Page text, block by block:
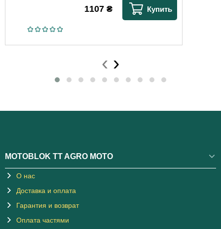
1107 ₴ Купить
‹ ›
MOTOBLOK TT AGRO MOTO
О нас
Доставка и оплата
Гарантия и возврат
Оплата частями